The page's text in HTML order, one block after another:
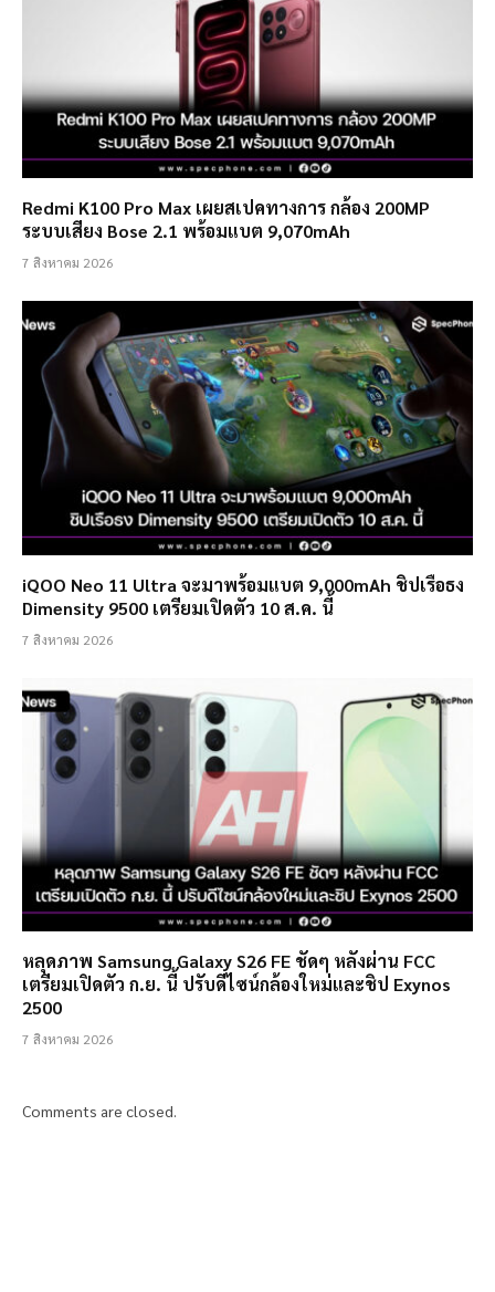
Redmi K100 Pro Max เผยสเปคทางการ กล้อง 200MP
ระบบเสียง Bose 2.1 พร้อมแบต 9,070mAh
7 สิงหาคม 2026
iQOO Neo 11 Ultra จะมาพร้อมแบต 9,000mAh ชิปเรือธง
Dimensity 9500 เตรียมเปิดตัว 10 ส.ค. นี้
7 สิงหาคม 2026
หลุดภาพ Samsung Galaxy S26 FE ชัดๆ หลังผ่าน FCC
เตรียมเปิดตัว ก.ย. นี้ ปรับดีไซน์กล้องใหม่และชิป Exynos
2500
7 สิงหาคม 2026
Comments are closed.